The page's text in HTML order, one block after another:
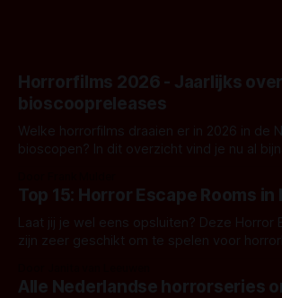
Horrorfilms 2026 - Jaarlijks
bioscoopreleases
Welke horrorfilms draaien er in 2026 in de
bioscopen? In dit overzicht vind je nu al
Top 15: Horror Escape Rooms
Laat jij je wel eens opsluiten? Deze Horror
zijn zeer geschikt om te spelen voor
Alle Nederlandse horrorseries